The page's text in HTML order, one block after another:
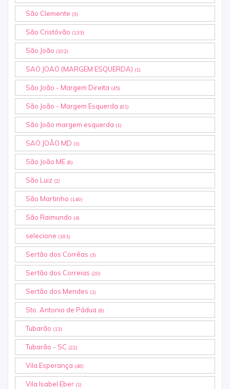
São Clemente (3)
São Cristóvão (133)
São João (102)
SAO JOAO (MARGEM ESQUERDA) (1)
São João - Margem Direita (45)
São João - Margem Esquerda (81)
São João margem esquerda (1)
SAO JOÃO MD (3)
São João ME (6)
São Luiz (2)
São Martinho (149)
São Raimundo (4)
selecione (181)
Sertão dos Corrêas (3)
Sertão dos Correias (20)
Sertão dos Mendes (1)
Sto. Antonio de Pádua (8)
Tubarão (13)
Tubarão - SC (22)
Vila Esperança (48)
Vila Isabel Eber (1)